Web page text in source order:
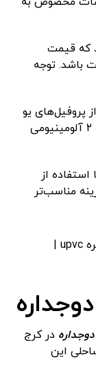
که قیمت
باشد. توجه
درصد گرانتر از پروفیل‌های یو
پی بی سی می‌باشد برای نمونه پروفیل درجه ۲ آلومینیومی
از
مناسب‌تر
در کرج
این